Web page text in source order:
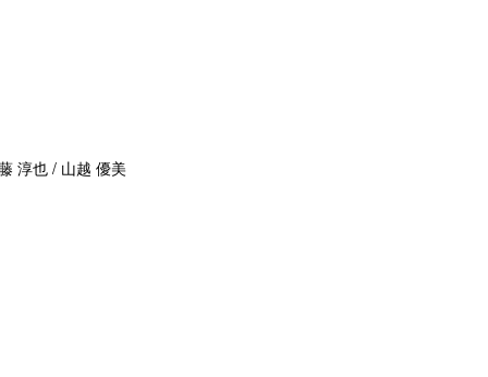
淳也 / 山越 優美